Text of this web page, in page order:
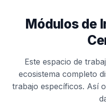
Módulos de
Este espacio de
ecosistema completo
trabajo específicos. Así